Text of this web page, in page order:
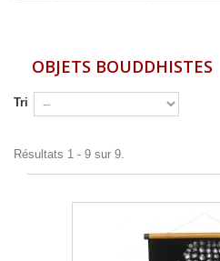
OBJETS BOUDDHISTES
Tri
Résultats 1 - 9 sur 9.